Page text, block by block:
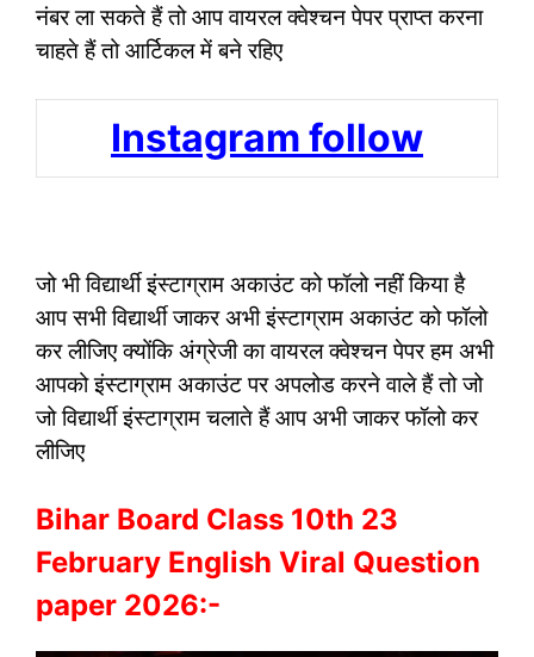
नंबर ला सकते हैं तो आप वायरल क्वेश्चन पेपर प्राप्त करना
चाहते हैं तो आर्टिकल में बने रहिए
Instagram follow
जो भी विद्यार्थी इंस्टाग्राम अकाउंट को फॉलो नहीं किया है
आप सभी विद्यार्थी जाकर अभी इंस्टाग्राम अकाउंट को फॉलो
कर लीजिए क्योंकि अंग्रेजी का वायरल क्वेश्चन पेपर हम अभी
आपको इंस्टाग्राम अकाउंट पर अपलोड करने वाले हैं तो जो
जो विद्यार्थी इंस्टाग्राम चलाते हैं आप अभी जाकर फॉलो कर
लीजिए
Bihar Board Class 10th 23
February English Viral Question
paper 2026:-